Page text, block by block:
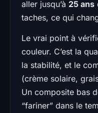
aller jusqu’à 25 ans
taches, ce qui
Le vrai point à
couleur. C’est la
la stabilité, et le
(crème solaire,
Un composite bas
“fariner” dans le